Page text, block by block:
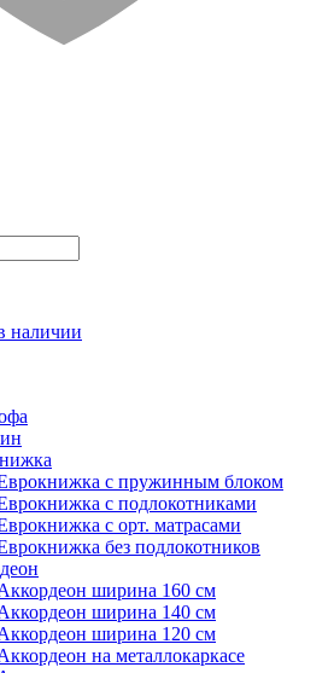
наличии
с пружинным блоком
с подлокотниками
с орт. матрасами
без подлокотников
ширина 160 см
ширина 140 см
ширина 120 см
на металлокаркасе